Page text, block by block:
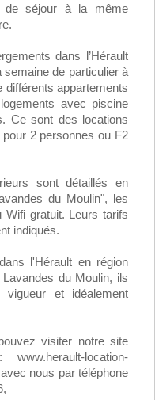
de séjour à la même
dans l’Hérault
de particulier à
différents appartements
avec piscine
Ce sont des locations
2 personnes ou F2
sont détaillés en
du Moulin", les
Wifi gratuit. Leurs tarifs
indiqués.
l'Hérault en région
du Moulin, ils
et idéalement
visiter notre site
location-
nous par téléphone